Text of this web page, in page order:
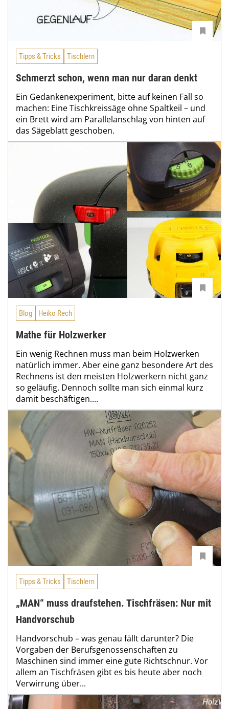
Tipps & Tricks Tischlern
Schmerzt schon, wenn man nur daran denkt
Ein Gedankenexperiment, bitte auf keinen Fall so
machen: Eine Tischkreissäge ohne Spaltkeil – und
ein Brett wird am Parallelanschlag von hinten auf
das Sägeblatt geschoben.
Blog Heiko Rech
Mathe für Holzwerker
Ein wenig Rechnen muss man beim Holzwerken
natürlich immer. Aber eine ganz besondere Art des
Rechnens ist den meisten Holzwerkern nicht ganz
so geläufig. Dennoch sollte man sich einmal kurz
damit beschäftigen....
Tipps & Tricks Tischlern
„MAN“ muss draufstehen. Tischfräsen: Nur mit
Handvorschub
Handvorschub – was genau fällt darunter? Die
Vorgaben der Berufsgenossenschaften zu
Maschinen sind immer eine gute Richtschnur. Vor
allem an Tischfräsen gibt es bis heute aber noch
Verwirrung über...